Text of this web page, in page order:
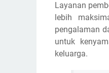
Layanan
lebih
pengalaman
untuk
keluarga.